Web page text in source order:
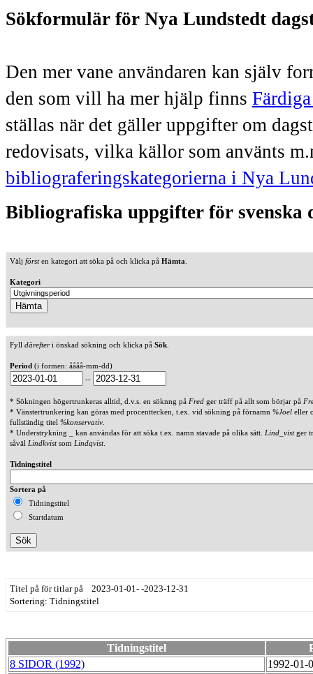
Sökformulär för Nya Lundstedt
Den mer vane användaren kan själv
den som vill ha mer hjälp finns
ställas när det gäller uppgifter om
redovisats, vilka källor som använts
bibliograferingskategorierna i Nya
Bibliografiska uppgifter för svenska
Välj försten kategori att söka på och klicka på Hämta
Kategori
Fyll därefteri önskad sökning och klicka på Sök
Period (i formen: åååå-mm-dd)
--
* Sökningen högertrunkeras alltid, d.v.s. en söknng på Fred ger träff på allt som börjar på
* Vänstertrunkering kan göras med procenttecken, t.ex. vid sökning på förnamn %Joel eller
fullständig titel %konservativ
* Understrykning _ kan användas för att söka t.ex. namn stavade på olika sätt. Lind_vistger
såväl Lindkvistsom Lindqvist.
Tidningstitel
Sortera på
Tidningstitel
Startdatum
Titel på för titlar på 2023-01-01- -2023-12-31
Sortering: Tidningstitel
Tidningstitel
8 SIDOR (1992)
1992-01-